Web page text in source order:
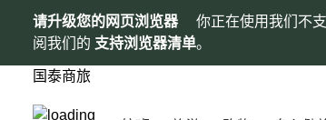
请升级您的网页浏览器
你正在使用我们不
阅我们的 支持浏览器清单。
国泰商旅